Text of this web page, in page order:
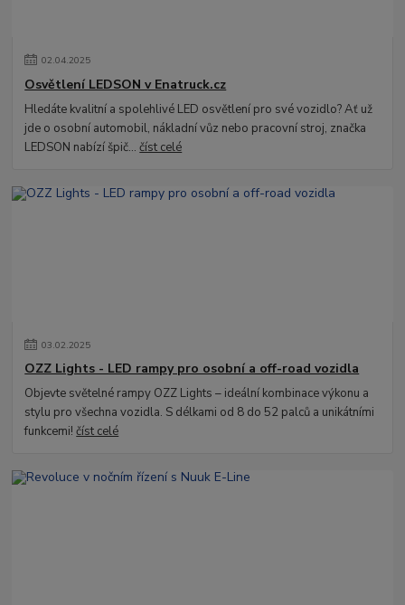
02.04.2025
Osvětlení LEDSON v Enatruck.cz
Hledáte kvalitní a spolehlivé LED osvětlení pro své vozidlo? Ať už
jde o osobní automobil, nákladní vůz nebo pracovní stroj, značka
LEDSON nabízí špič...číst celé
03.02.2025
OZZ Lights - LED rampy pro osobní a off-road vozidla
Objevte světelné rampy OZZ Lights – ideální kombinace výkonu a
stylu pro všechna vozidla. S délkami od 8 do 52 palců a unikátními
funkcemi!číst celé